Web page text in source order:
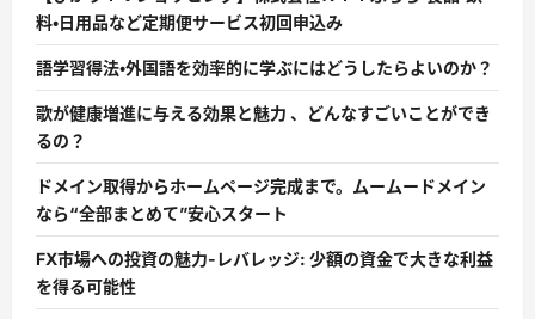
料・日用品など定期便サービス初回申込み
語学習得法・外国語を効率的に学ぶにはどうしたらよいのか？
歌が健康増進に与える効果と魅力 、どんなすごいことができ
るの？
ドメイン取得からホームページ完成まで。ムームードメイン
なら“全部まとめて”安心スタート
FX市場への投資の魅力-レバレッジ: 少額の資金で大きな利益
を得る可能性